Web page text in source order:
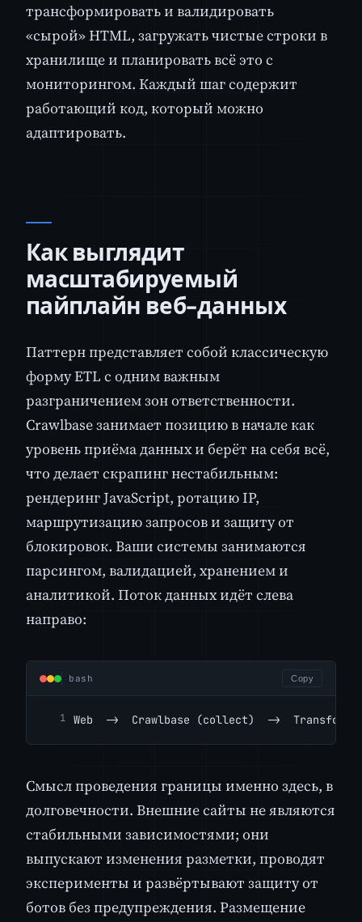
трансформировать и валидировать
«сырой» HTML, загружать чистые строки в
хранилище и планировать всё это с
мониторингом. Каждый шаг содержит
работающий код, который можно
адаптировать.
Как выглядит
масштабируемый
пайплайн веб-данных
Паттерн представляет собой классическую
форму ETL с одним важным
разграничением зон ответственности.
Crawlbase занимает позицию в начале как
уровень приёма данных и берёт на себя всё,
что делает скрапинг нестабильным:
рендеринг JavaScript, ротацию IP,
маршрутизацию запросов и защиту от
блокировок. Ваши системы занимаются
парсингом, валидацией, хранением и
аналитикой. Поток данных идёт слева
направо:
bash Copy
Web  ->  Crawlbase (collect)  ->
Смысл проведения границы именно здесь, в
долговечности. Внешние сайты не являются
стабильными зависимостями; они
выпускают изменения разметки, проводят
эксперименты и развёртывают защиту от
ботов без предупреждения. Размещение